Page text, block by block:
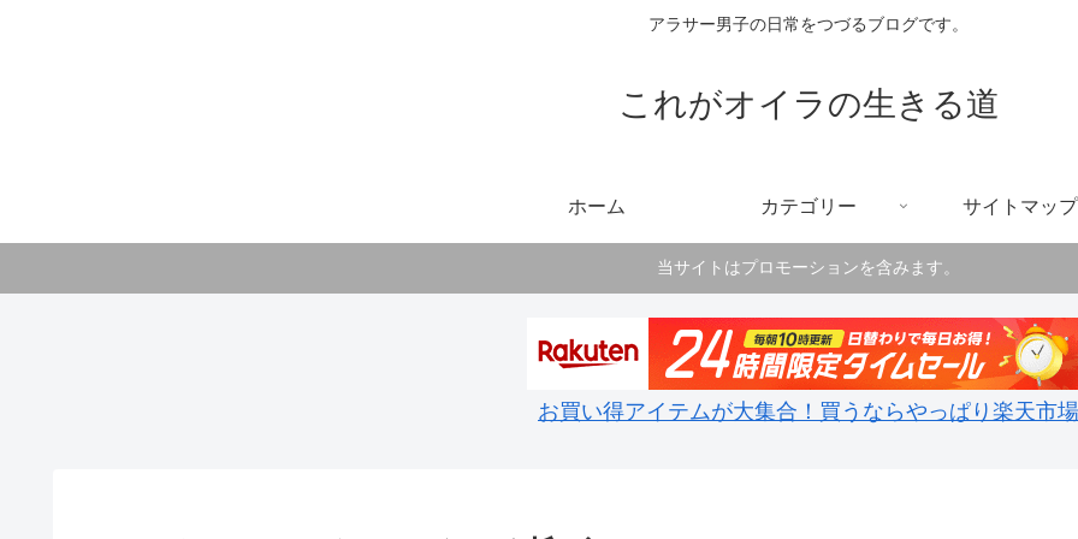
アラサー男子の日常をつづるブログです。
これがオイラの生きる道
ホーム カテゴリー サイトマップ
当サイトはプロモーションを含みます。
お買い得アイテムが大集合！買うならやっぱり楽天市場